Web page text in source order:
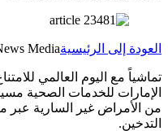
العودة إلى الرئيسيةMedia
تماشياً مع اليوم العالمي
الإمارات للخدمات الصحية
من الأمراض غير السارية عبر
التدخين.